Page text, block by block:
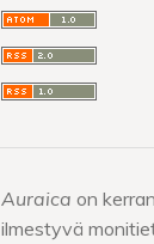
Auraica on
ilmestyvä